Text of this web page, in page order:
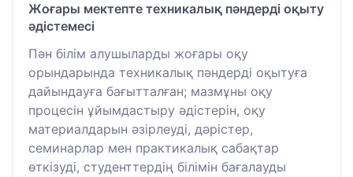
Жоғары мектепте техникалық пәндерді оқыту
әдістемесі
Пән білім алушыларды жоғары оқу
орындарында техникалық пәндерді оқытуға
дайындауға бағытталған; мазмұны оқу
процесін ұйымдастыру әдістерін, оқу
материалдарын әзірлеуді, дәрістер,
семинарлар мен практикалық сабақтар
өткізуді, студенттердің білімін бағалауды